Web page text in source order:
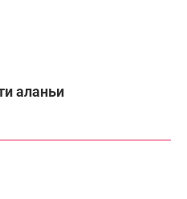
аланьи